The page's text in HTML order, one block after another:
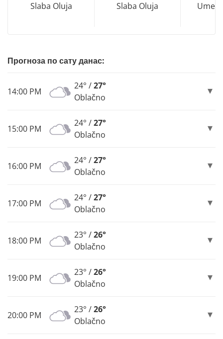
Slaba Oluja Slaba Oluja
Прогноза по сату данас:
14:00 PM
24° /27°
Oblačno
15:00 PM
24° /27°
Oblačno
16:00 PM
24° /27°
Oblačno
17:00 PM
24° /27°
Oblačno
18:00 PM
23° /26°
Oblačno
19:00 PM
23° /26°
Oblačno
20:00 PM
23° /26°
Oblačno